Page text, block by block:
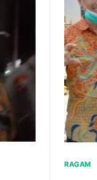
RAGAM